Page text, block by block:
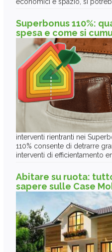
economici e spazio, si
Superbonus 110%:
spesa e come si
interventi rientranti nei
110% consente di detrarre
interventi di efficientamento
Abitare su ruota:
sapere sulle Case